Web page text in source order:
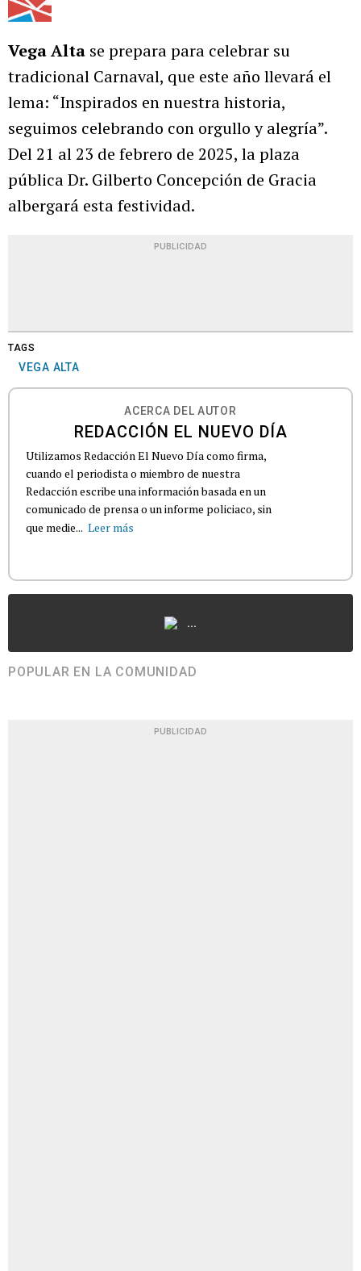
Vega Alta se prepara para celebrar su
tradicional Carnaval, que este año llevará el
lema: “Inspirados en nuestra historia,
seguimos celebrando con orgullo y alegría”.
Del 21 al 23 de febrero de 2025, la plaza
pública Dr. Gilberto Concepción de Gracia
albergará esta festividad.
PUBLICIDAD
TAGS
VEGA ALTA
ACERCA DEL AUTOR
REDACCIÓN EL NUEVO DÍA
Utilizamos Redacción El Nuevo Día como firma,
cuando el periodista o miembro de nuestra
Redacción escribe una información basada en un
comunicado de prensa o un informe policiaco, sin
que medie... Leer más
...
POPULAR EN LA COMUNIDAD
PUBLICIDAD